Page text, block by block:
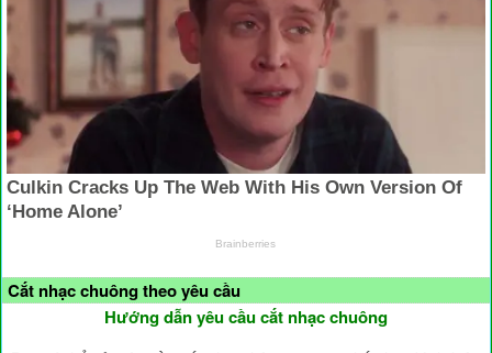
Cắt nhạc chuông theo yêu cầu
Hướng dẫn yêu cầu cắt nhạc chuông